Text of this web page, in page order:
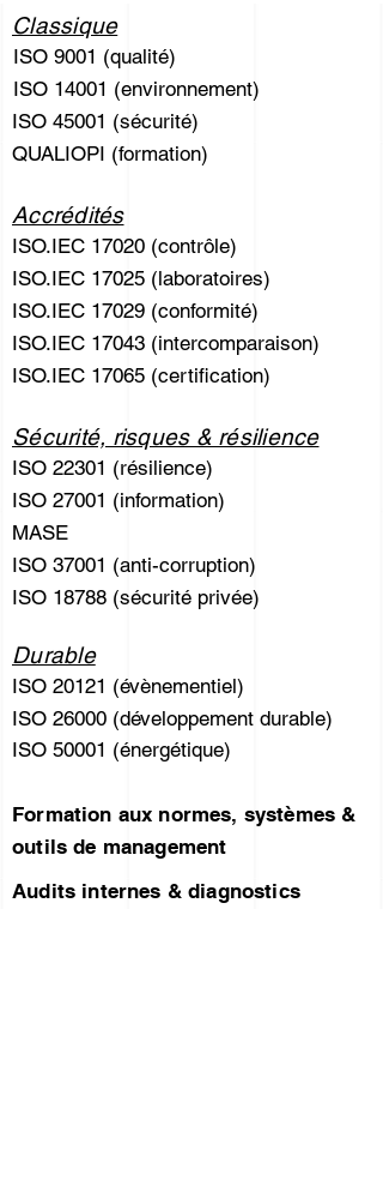
Classique
ISO 9001 (qualité)
ISO 14001 (environnement)
ISO 45001 (sécurité)
QUALIOPI (formation)
Accrédités
ISO.IEC 17020 (contrôle)
ISO.IEC 17025 (laboratoires)
ISO.IEC 17029 (conformité)
ISO.IEC 17043 (intercomparaison)
ISO.IEC 17065 (certification)
Sécurité, risques & résilience
ISO 22301 (résilience)
ISO 27001 (information)
MASE
ISO 37001 (anti-corruption)
ISO 18788 (sécurité privée)
Durable
ISO 20121 (évènementiel)
ISO 26000 (développement durable)
ISO 50001 (énergétique)
Formation aux normes, systèmes &
outils de management
Audits internes & diagnostics